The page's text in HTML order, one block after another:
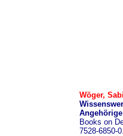
Wöger,
Books on
7528-6850-